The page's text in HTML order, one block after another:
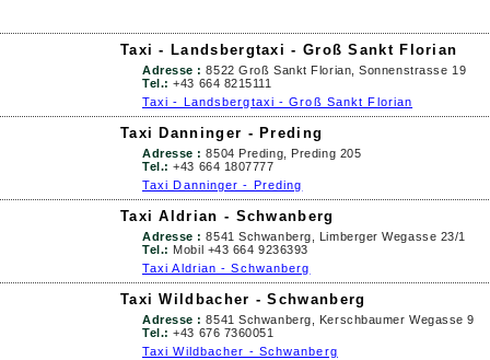
Taxi - Landsbergtaxi - Groß Sankt Florian
Adresse :8522 Groß Sankt Florian, Sonnenstrasse 19
Tel.:+43 664 8215111
Taxi - Landsbergtaxi - Groß Sankt Florian
Taxi Danninger - Preding
Adresse :8504 Preding, Preding 205
Tel.:+43 664 1807777
Taxi Danninger - Preding
Taxi Aldrian - Schwanberg
Adresse :8541 Schwanberg, Limberger Wegasse 23/1
Tel.: Mobil +43 664 9236393
Taxi Aldrian - Schwanberg
Taxi Wildbacher - Schwanberg
Adresse :8541 Schwanberg, Kerschbaumer Wegasse 9
Tel.:+43 676 7360051
Taxi Wildbacher - Schwanberg